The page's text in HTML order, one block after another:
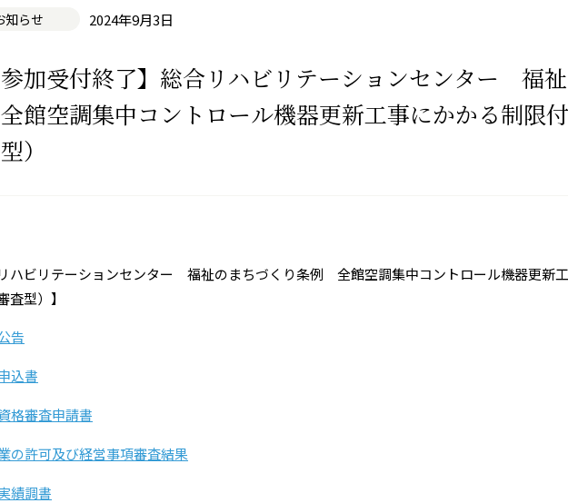
知らせ 2024年9月3日
加受付終了】総合リハビリテーションセンター 福
館空調集中コントロール機器更新工事にかかる制限
）
リハビリテーションセンター 福祉のまちづくり条例 全館空調集中コントロール機器更新
査型）】
告
込書
格審査申請書
の許可及び経営事項審査結果
績調書